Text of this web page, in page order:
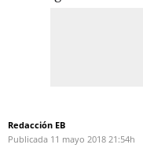
Redacción EB
Publicada 11 mayo 2018 21:54h